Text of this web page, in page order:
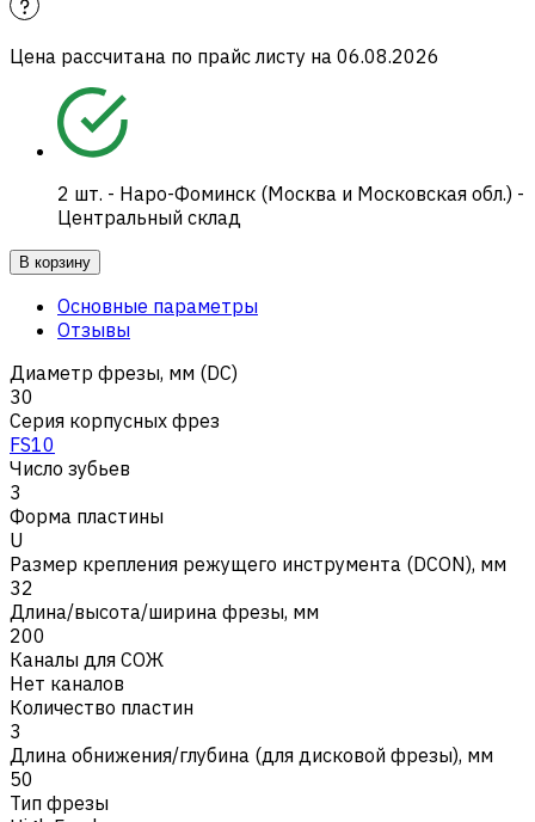
Цена рассчитана по прайс листу на 06.08.2026
2 шт. - Наро-Фоминск (Москва и Московская обл.) -
Центральный склад
В корзину
Основные параметры
Отзывы
Диаметр фрезы, мм (DC)
30
Серия корпусных фрез
FS10
Число зубьев
3
Форма пластины
U
Размер крепления режущего инструмента (DCON), мм
32
Длина/высота/ширина фрезы, мм
200
Каналы для СОЖ
Нет каналов
Количество пластин
3
Длина обнижения/глубина (для дисковой фрезы), мм
50
Тип фрезы